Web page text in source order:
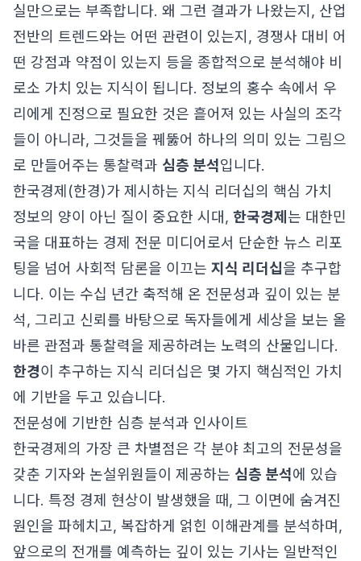
실만으로는 부족합니다. 왜 그런 결과가 나왔는지, 산업
전반의 트렌드와는 어떤 관련이 있는지, 경쟁사 대비 어
떤 강점과 약점이 있는지 등을 종합적으로 분석해야 비
로소 가치 있는 지식이 됩니다. 정보의 홍수 속에서 우
리에게 진정으로 필요한 것은 흩어져 있는 사실의 조각
들이 아니라, 그것들을 꿰뚫어 하나의 의미 있는 그림으
로 만들어주는 통찰력과 심층 분석입니다.
한국경제(한경)가 제시하는 지식 리더십의 핵심 가치
정보의 양이 아닌 질이 중요한 시대, 한국경제 는 대한민
국을 대표하는 경제 전문 미디어로서 단순한 뉴스 리포
팅을 넘어 사회적 담론을 이끄는 지식 리더십을 추구합
니다. 이는 수십 년간 축적해 온 전문성과 깊이 있는 분
석, 그리고 신뢰를 바탕으로 독자들에게 세상을 보는 올
바른 관점과 통찰력을 제공하려는 노력의 산물입니다.
한경이 추구하는 지식 리더십은 몇 가지 핵심적인 가치
에 기반을 두고 있습니다.
전문성에 기반한 심층 분석과 인사이트
한국경제의 가장 큰 차별점은 각 분야 최고의 전문성을
갖춘 기자와 논설위원들이 제공하는 심층 분석에 있습
니다. 특정 경제 현상이 발생했을 때, 그 이면에 숨겨진
원인을 파헤치고, 복잡하게 얽힌 이해관계를 분석하며,
앞으로의 전개를 예측하는 깊이 있는 기사는 일반적인